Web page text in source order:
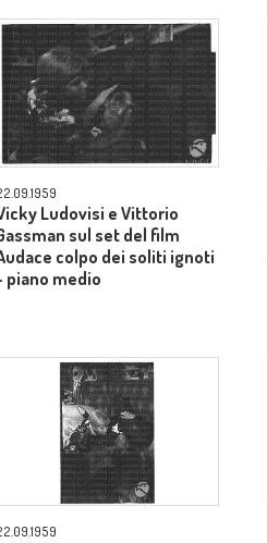
Ludovisi e Vittorio
sul set del film
colpo dei soliti ignoti
piano medio